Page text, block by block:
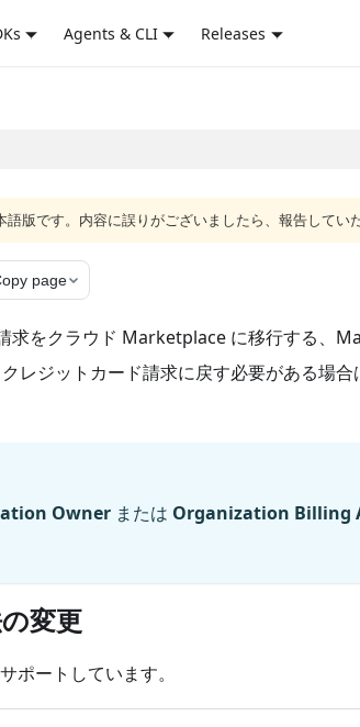
Agents & CLI Releases
版です。内容に誤りがございましたら、報告してい
page
求をクラウド Marketplace に移行する、
レジットカード請求に戻す必要がある場
Owner または Organization Billing
変更
ポートしています。